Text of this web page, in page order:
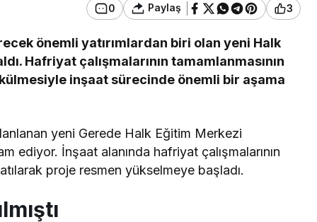
0 Paylaş 3
önemli yatırımlardan biri olan yeni Halk
Hafriyat çalışmalarının tamamlanmasının
inşaat sürecinde önemli bir aşama
yeni Gerede Halk Eğitim Merkezi
ediyor. İnşaat alanında hafriyat çalışmalarının
proje resmen yükselmeye başladı.